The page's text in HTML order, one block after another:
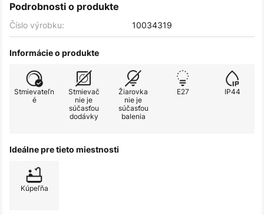
Podrobnosti o produkte
Číslo výrobku: 10034319
Informácie o produkte
Stmievateľn
é
Stmievač
nie je
súčasťou
dodávky
Žiarovka
nie je
súčasťou
balenia
E27 IP44
Ideálne pre tieto miestnosti
Kúpeľňa